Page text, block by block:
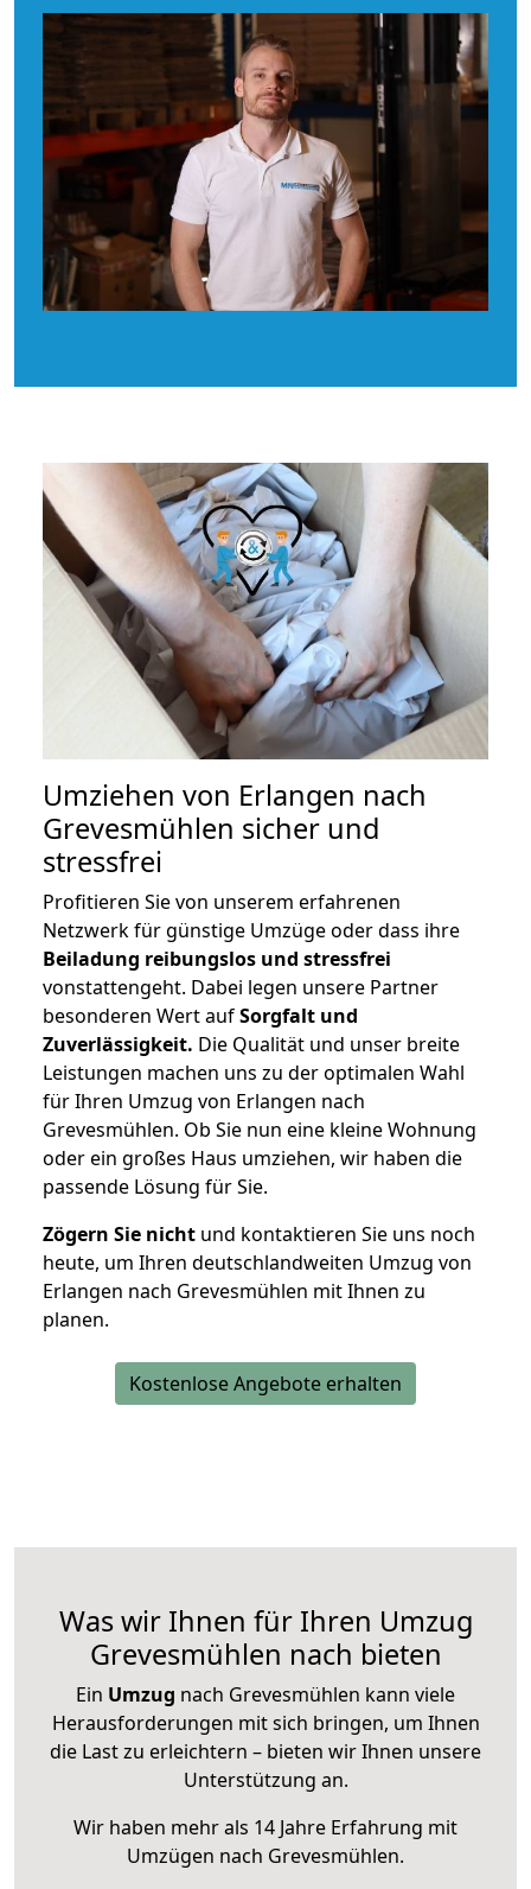
Umziehen von Erlangen nach
Grevesmühlen sicher und
stressfrei
Profitieren Sie von unserem erfahrenen
Netzwerk für günstige Umzüge oder dass ihre
Beiladung reibungslos und stressfrei
vonstattengeht. Dabei legen unsere Partner
besonderen Wert aufSorgfalt und
Zuverlässigkeit. Die Qualität und unser breite
Leistungen machen uns zu der optimalen Wahl
für Ihren Umzug von Erlangen nach
Grevesmühlen. Ob Sie nun eine kleine Wohnung
oder ein großes Haus umziehen, wir haben die
passende Lösung für Sie.
Zögern Sie nicht und kontaktieren Sie uns noch
heute, um Ihren deutschlandweiten Umzug von
Erlangen nach Grevesmühlen mit Ihnen zu
planen.
Kostenlose Angebote erhalten
Was wir Ihnen für Ihren Umzug
Grevesmühlen nach bieten
Ein Umzug nach Grevesmühlen kann viele
Herausforderungen mit sich bringen, um Ihnen
die Last zu erleichtern – bieten wir Ihnen unsere
Unterstützung an.
Wir haben mehr als 14 Jahre Erfahrung mit
Umzügen nach Grevesmühlen.